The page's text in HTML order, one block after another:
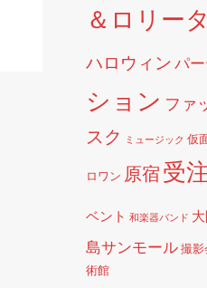
＆ロリータ
ハロウィンパ
ション ファ
スク
ミュージック 仮
ロワン 原宿受
ベント 和楽器バンド
島サンモール撮影
術館